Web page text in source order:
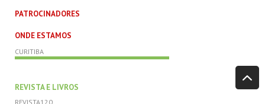
PATROCINADORES
ONDE ESTAMOS
CURITIBA
REVISTA E LIVROS
REVISTA120